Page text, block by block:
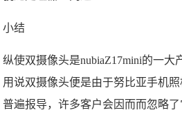
小结
纵使双摄像头是nubiaZ17mini的一大
用说双摄像头便是由于努比亚手机
普遍报导，许多客户会因而而忽略